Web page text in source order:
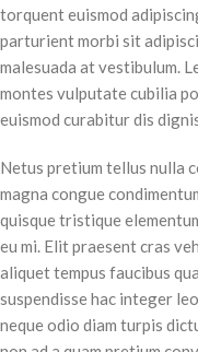
torquent euismod
parturient morbi sit
malesuada at vestibulum.
montes vulputate cubilia
euismod curabitur dis
Netus pretium tellus nulla
magna congue
quisque tristique
eu mi. Elit praesent cras
aliquet tempus faucibus
suspendisse hac integer
neque odio diam turpis